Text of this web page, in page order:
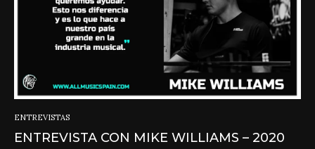
ENTREVISTAS
ENTREVISTA CON MIKE WILLIAMS – 2020